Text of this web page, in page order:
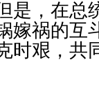
是，在总
嫁祸的互
时艰，共